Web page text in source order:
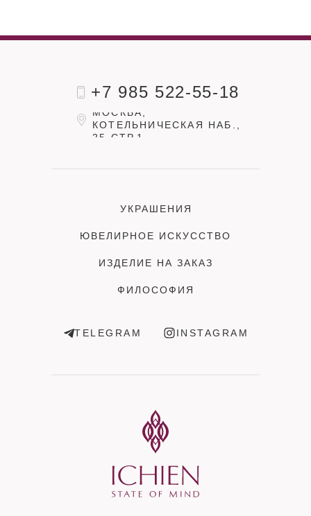
+7 985 522-55-18
УКРАШЕНИЯ
ЮВЕЛИРНОЕ ИСКУССТВО
ИЗДЕЛИЕ НА ЗАКАЗ
ФИЛОСОФИЯ
TELEGRAM INSTAGRAM
МОСКВА,
КОТЕЛЬНИЧЕСКАЯ НАБ.,
25 СТР.1